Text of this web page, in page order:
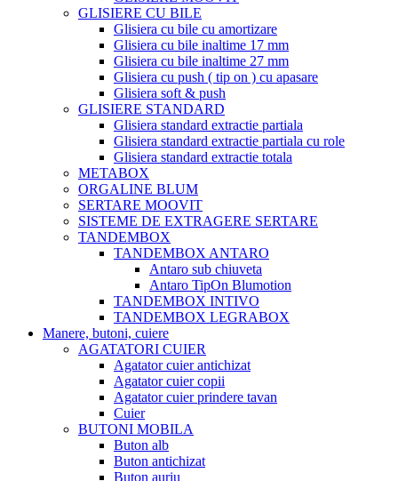
GLISIERE CU BILE
Glisiera cu bile cu amortizare
Glisiera cu bile inaltime 17 mm
Glisiera cu bile inaltime 27 mm
Glisiera cu push ( tip on ) cu apasare
Glisiera soft & push
GLISIERE STANDARD
Glisiera standard extractie partiala
Glisiera standard extractie partiala cu role
Glisiera standard extractie totala
METABOX
ORGALINE BLUM
SERTARE MOOVIT
SISTEME DE EXTRAGERE SERTARE
TANDEMBOX
TANDEMBOX ANTARO
Antaro sub chiuveta
Antaro TipOn Blumotion
TANDEMBOX INTIVO
TANDEMBOX LEGRABOX
Manere, butoni, cuiere
AGATATORI CUIER
Agatator cuier antichizat
Agatator cuier copii
Agatator cuier prindere tavan
Cuier
BUTONI MOBILA
Buton alb
Buton antichizat
Buton auriu